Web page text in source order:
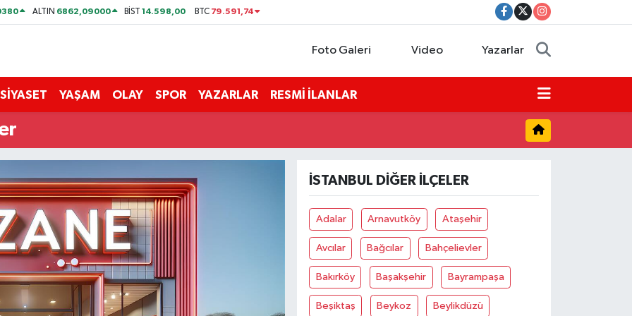
ALTIN 6862,09000 BİST14.598,00 BTC 79.591,74
Foto Galeri Video Yazarlar
SİYASET YAŞAM OLAY SPOR YAZARLAR RESMİ İLANLAR
İSTANBUL DIĞER İLÇELER
Adalar Arnavutköy Ataşehir
Avcılar Bağcılar Bahçelievler
Bakırköy Başakşehir Bayrampaşa
Beşiktaş Beykoz Beylikdüzü